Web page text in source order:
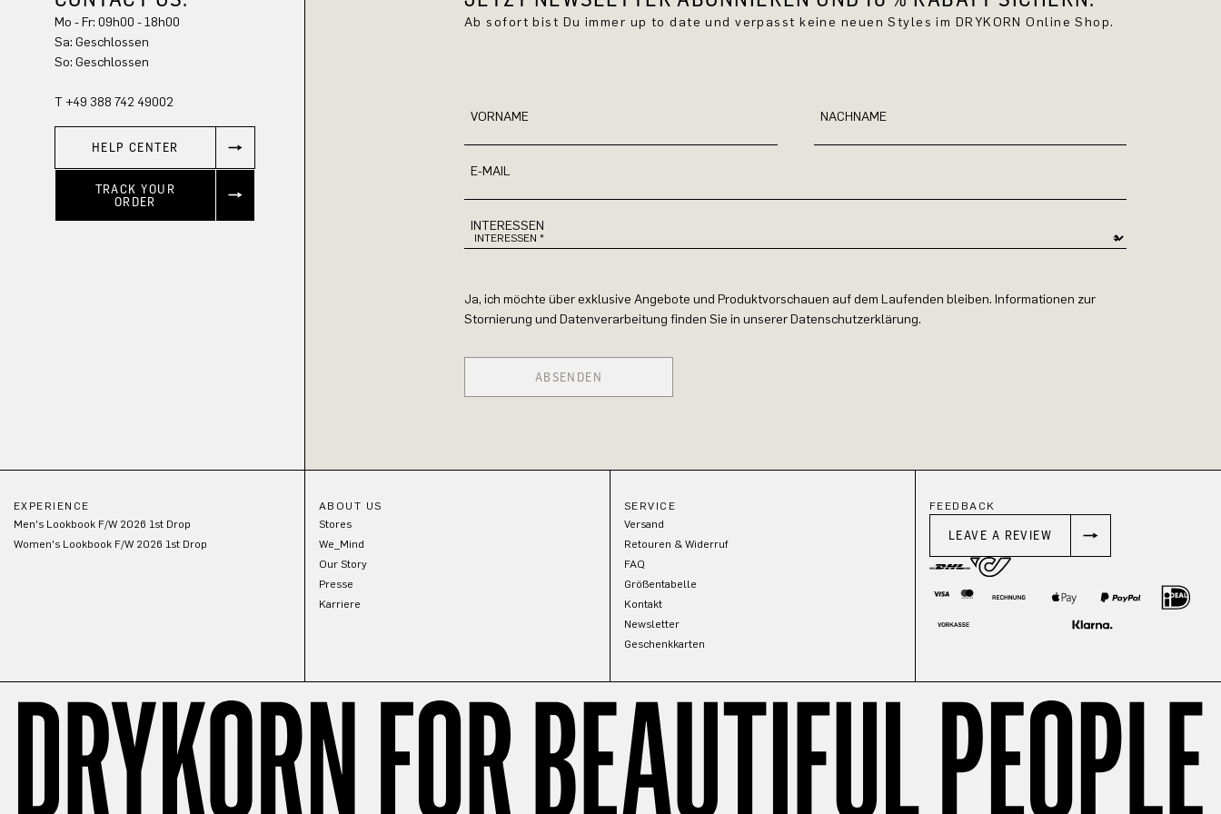
Mo - Fr: 09h00 - 18h00
Sa: Geschlossen
So: Geschlossen
T +49 388 742 49002
HELP CENTER
TRACK YOUR
ORDER
Ab sofort bist Du immer up to date und verpasst keine neuen Styles im DRYKORN Online Shop.
VORNAME NACHNAME
E-MAIL
INTERESSEN
Ja, ich möchte über exklusive Angebote und Produktvorschauen auf dem Laufenden bleiben. Informationen zur
Stornierung und Datenverarbeitung finden Sie in unserer Datenschutzerklärung.
ABSENDEN
EXPERIENCE
Men's Lookbook F/W 2026 1st Drop
Women's Lookbook F/W 2026 1st Drop
ABOUT US
Stores
We_Mind
Our Story
Presse
Karriere
SERVICE
Versand
Retouren & Widerruf
FAQ
Größentabelle
Kontakt
Newsletter
Geschenkkarten
FEEDBACK
LEAVE A REVIEW